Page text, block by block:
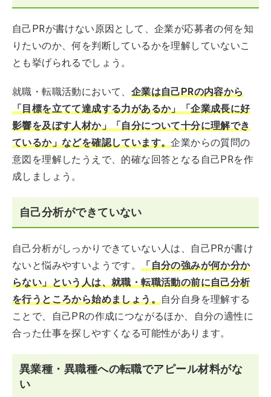
自己PRが書けない原因として、企業が応募者の何を知
りたいのか、何を判断しているかを理解していないこ
とも挙げられるでしょう。
就職・転職活動において、 企業は自己PRの内容から
「目標を立てて達成する力があるか」「企業成長に好
影響を及ぼす人材か」「自分について十分に理解でき
ているか」などを確認しています。企業からの質問の
意図を理解したうえで、的確な回答となる自己PRを作
成しましょう。
自己分析ができていない
自己分析がしっかりできていない人は、自己PRが書け
ないと悩みやすいようです。「自分の強みが何か分か
らない」という人は、就職・転職活動の前に自己分析
を行うところから始めましょう。自分自身を理解する
ことで、自己PRの作成につながるほか、自分の適性に
合った仕事を探しやすくなる可能性があります。
異業種・異職種への転職でアピール材料がな
い